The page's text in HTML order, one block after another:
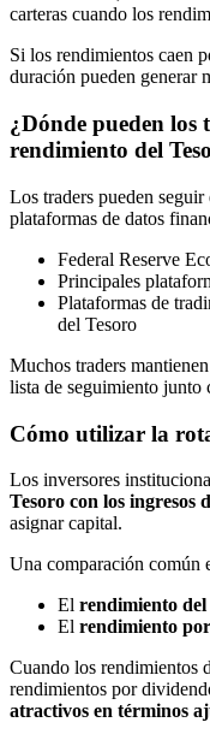
carteras cuando los
Si los rendimientos caen
duración pueden generar
¿Dónde pueden los
rendimiento del
Los traders pueden
plataformas de datos
Federal Reserve
Principales
Plataformas de
del Tesoro
Muchos traders
lista de seguimiento junto
Cómo utilizar la
Los inversores
Tesoro con los ingresos
asignar capital.
Una comparación común
El rendimiento del
El rendimiento
Cuando los rendimientos
rendimientos por
atractivos en términos